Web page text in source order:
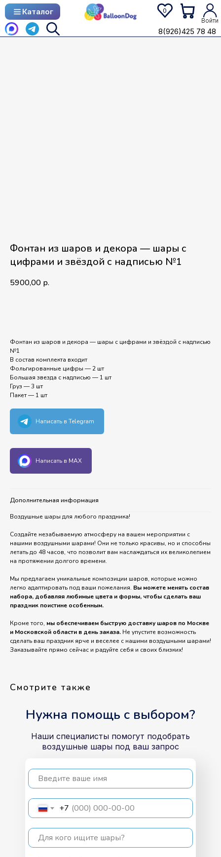
Каталог
Войти
0
8(926)425 78 48
Каталог
8(926)425 78 48
Фонтан из шаров и декора — шары с
цифрами и звёздой с надписью №1
5900,00 р.
Фонтан из шаров и декора — шары с цифрами и звёздой с надписью
№1
В состав комплекта входит
Фольгированные цифры — 2 шт
Большая звезда с надписью — 1 шт
Груз — 3 шт
Пакет — 1 шт
Написать в Telegram
Написать в MAX
Дополнительная информация
Воздушные шары для любого праздника!
Создайте незабываемую атмосферу на вашем мероприятии с
нашими воздушными шарами! Они не только красивы, но и способны
летать до 48 часов, что позволит вам наслаждаться их великолепием
на протяжении долгого времени.
Мы предлагаем уникальные композиции шаров, которые можно
легко адаптировать под ваши пожелания. Вы можете менять состав
набора, добавляя любимые цвета и формы, чтобы сделать ваш
праздник поистине особенным.
Кроме того, мы обеспечиваем быструю доставку шаров по Москве
и Московской области в день заказа. Не упустите возможность
сделать ваш праздник ярче и веселее с нашими воздушными шарами!
Заказывайте прямо сейчас и радуйте себя и своих близких!
Смотрите также
Наши специалисты помогут подобрать
воздушные шары под ваш запрос
Введите ваше имя
+7
Для кого ищите шары?
Нужна помощь с выбором?